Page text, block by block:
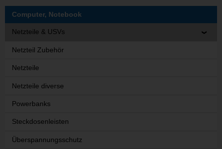
Computer, Notebook
Netzteile & USVs
Netzteil Zubehör
Netzteile
Netzteile diverse
Powerbanks
Steckdosenleisten
Überspannungsschutz